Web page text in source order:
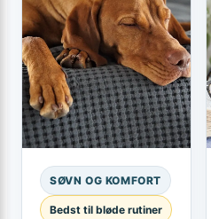
SØVN OG KOMFORT
Bedst til bløde rutiner